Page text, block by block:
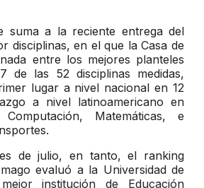
suma a la reciente entrega del
disciplinas, en el que la Casa de
entre los mejores planteles
de las 52 disciplinas medidas,
lugar a nivel nacional en 12
a nivel latinoamericano en
Matemáticas, e
de julio, en tanto, el ranking
evaluó a la Universidad de
institución de Educación